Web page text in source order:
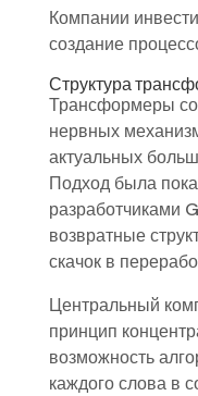
Компании
создание
Структура
Трансформеры
нервных
актуальных
Подход была
разработчиками
возвратные
скачок в
Центральный
принцип
возможность
каждого слова в